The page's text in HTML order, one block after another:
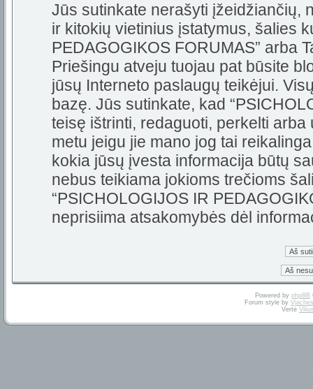
Jūs sutinkate nerašyti įžeidžiančių,
ir kitokių vietinius įstatymus, šalies
PEDAGOGIKOS FORUMAS” arba
Priešingu atveju tuojau pat būsite
jūsų Interneto paslaugų teikėjui.
bazę. Jūs sutinkate, kad
teisę ištrinti, redaguoti, perkelti
metu jeigu jie mano jog tai
kokia jūsų įvesta informacija būtų
nebus teikiama jokioms trečioms
“PSICHOLOGIJOS IR
neprisiima atsakomybės dėl
Powered by phpBB
Forum style by
Vertė